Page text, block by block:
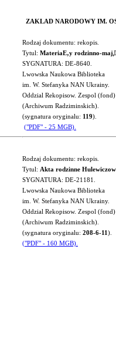
ZAKLAD NARODOWY IM.
Rodzaj dokumentu: rekopis.
Tytul: MateriaЕ‚y rodzinno-
SYGNATURA: DE-8640.
Lwowska Naukowa Biblioteka
im. W. Stefanyka NAN Ukrainy.
Oddzial Rekopisow. Zespol
(Archiwum Radziminskich).
(sygnatura oryginalu: 119).
("PDF" - 25 MGB).
Rodzaj dokumentu: rekopis.
Tytul: Akta rodzinne
SYGNATURA: DE-21181.
Lwowska Naukowa Biblioteka
im. W. Stefanyka NAN Ukrainy.
Oddzial Rekopisow. Zespol
(Archiwum Radziminskich).
(sygnatura oryginalu: 208-6-11).
("PDF" - 160 MGB).